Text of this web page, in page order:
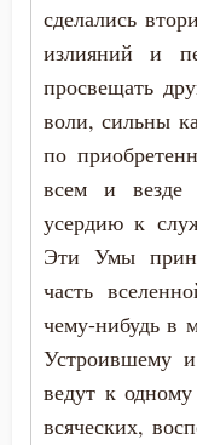
Здоровье
Зло
Злопамятство
Злорадство
Знание
Икона
Искушение
сделались
излияний и
просвещать
воли, сильны
по
всем и везде
усердию к
Эти Умы
часть
чему-нибудь в
Устроившему
ведут к
всяческих,